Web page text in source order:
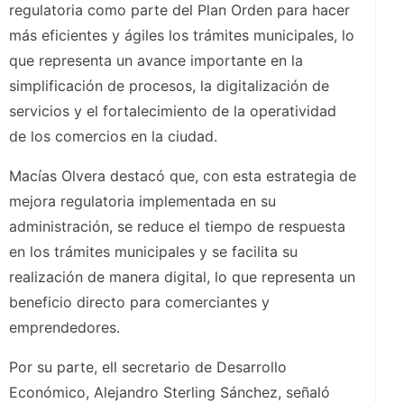
regulatoria como parte del Plan Orden para hacer
más eficientes y ágiles los trámites municipales, lo
que representa un avance importante en la
simplificación de procesos, la digitalización de
servicios y el fortalecimiento de la operatividad
de los comercios en la ciudad.
Macías Olvera destacó que, con esta estrategia de
mejora regulatoria implementada en su
administración, se reduce el tiempo de respuesta
en los trámites municipales y se facilita su
realización de manera digital, lo que representa un
beneficio directo para comerciantes y
emprendedores.
Por su parte, ell secretario de Desarrollo
Económico, Alejandro Sterling Sánchez, señaló